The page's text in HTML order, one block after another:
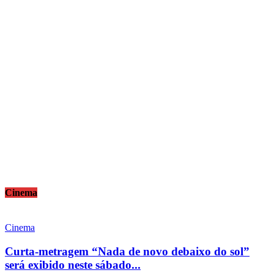
Cinema
Cinema
Curta-metragem “Nada de novo debaixo do sol”
será exibido neste sábado...